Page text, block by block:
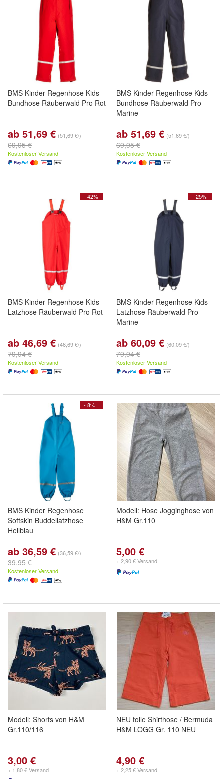
BMS Kinder Regenhose Kids
Bundhose Räuberwald Pro Rot
ab 51,69 € (51,69 €/)
69,95 €
Kostenloser Versand
BMS Kinder Regenhose Kids
Bundhose Räuberwald Pro
Marine
ab 51,69 € (51,69 €/)
69,95 €
Kostenloser Versand
- 42%
BMS Kinder Regenhose Kids
Latzhose Räuberwald Pro Rot
ab 46,69 € (46,69 €/)
79,94 €
Kostenloser Versand
- 25%
BMS Kinder Regenhose Kids
Latzhose Räuberwald Pro
Marine
ab 60,09 € (60,09 €/)
79,94 €
Kostenloser Versand
- 8%
BMS Kinder Regenhose
Softskin Buddellatzhose
Hellblau
ab 36,59 € (36,59 €/)
39,95 €
Kostenloser Versand
Modell: Hose Jogginghose von
H&M Gr.110
5,00 €
+ 2,90 € Versand
Modell: Shorts von H&M
Gr.110/116
3,00 €
+ 1,80 € Versand
NEU tolle Shirthose / Bermuda
H&M LOGG Gr. 110 NEU
4,90 €
+ 2,25 € Versand